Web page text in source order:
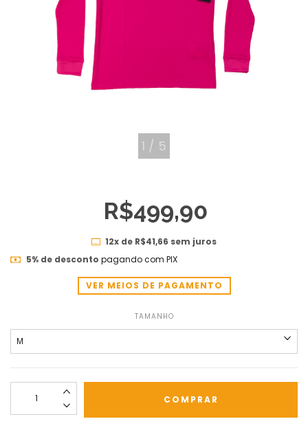
1 / 5
R$499,90
12x de R$41,66 sem juros
5% de desconto pagando com PIX
VER MEIOS DE PAGAMENTO
TAMANHO